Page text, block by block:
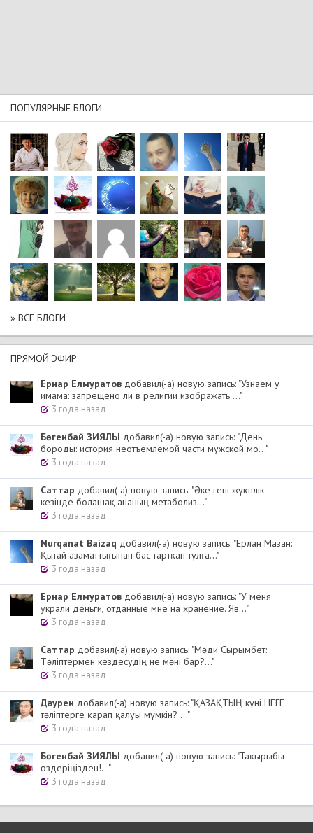
ПОПУЛЯРНЫЕ БЛОГИ
» ВСЕ БЛОГИ
ПРЯМОЙ ЭФИР
Ернар Елмуратов добавил(-а) новую запись: "Узнаем у
имама: запрещено ли в религии изображать ..."
3 года назад
Бөгенбай ЗИЯЛЫ добавил(-а) новую запись: "День
бороды: история неотъемлемой части мужской мо..."
3 года назад
Cаттар добавил(-а) новую запись: "Әке гені жүктілік
кезінде болашақ ананың метаболиз..."
3 года назад
Nurqanat Baizaq добавил(-а) новую запись: "Ерлан Мазан:
Қытай азаматтығынан бас тартқан тұлға..."
3 года назад
Ернар Елмуратов добавил(-а) новую запись: "У меня
украли деньги, отданные мне на хранение. Яв..."
3 года назад
Cаттар добавил(-а) новую запись: "Мәди Сырымбет:
Тәліптермен кездесудің не мәні бар?..."
3 года назад
Дәурен добавил(-а) новую запись: "ҚАЗАҚТЫҢ күні НЕГЕ
тәліптерге қарап қалуы мүмкін? ..."
3 года назад
Бөгенбай ЗИЯЛЫ добавил(-а) новую запись: "Тақырыбы
өздеріңізден!..."
3 года назад